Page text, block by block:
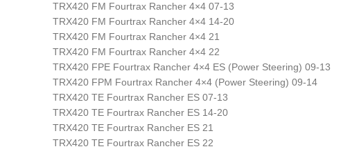
TRX420 FM Fourtrax Rancher 4×4 07-13
TRX420 FM Fourtrax Rancher 4×4 14-20
TRX420 FM Fourtrax Rancher 4×4 21
TRX420 FM Fourtrax Rancher 4×4 22
TRX420 FPE Fourtrax Rancher 4×4 ES (Power Steering) 09-13
TRX420 FPM Fourtrax Rancher 4×4 (Power Steering) 09-14
TRX420 TE Fourtrax Rancher ES 07-13
TRX420 TE Fourtrax Rancher ES 14-20
TRX420 TE Fourtrax Rancher ES 21
TRX420 TE Fourtrax Rancher ES 22